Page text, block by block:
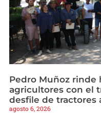
Pedro Muñoz rinde
agricultores con el
desfile de tractores
agosto 6, 2026